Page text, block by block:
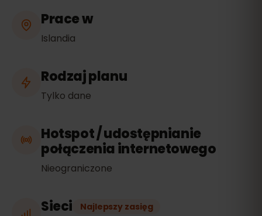
Prace w
Islandia
Rodzaj planu
Tylko dane
Hotspot / udostępnianie
połączenia internetowego
Nieograniczone
Sieci Najlepszy zasięg